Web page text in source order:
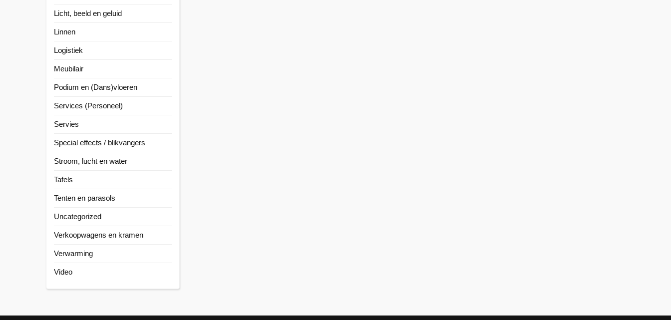
Licht, beeld en geluid
Linnen
Logistiek
Meubilair
Podium en (Dans)vloeren
Services (Personeel)
Servies
Special effects / blikvangers
Stroom, lucht en water
Tafels
Tenten en parasols
Uncategorized
Verkoopwagens en kramen
Verwarming
Video